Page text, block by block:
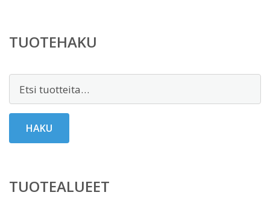
TUOTEHAKU
HAKU
TUOTEALUEET